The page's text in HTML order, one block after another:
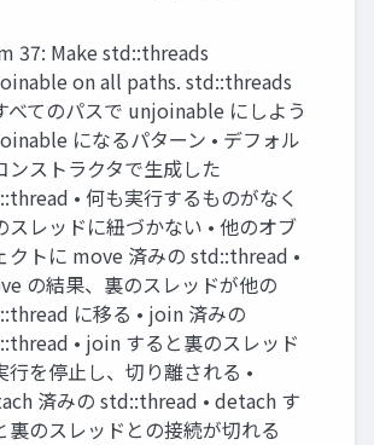
37: Make std::threads
on all paths. std::threads
べてのパスで unjoinable にしよう
になるパターン • デフォル
ンストラクタで生成した
• 何も実行するものがなく
スレッドに紐づかない • 他のオブ
クトに move 済みの std::thread •
の結果、裏のスレッドが他の
に移る • join 済みの
• join すると裏のスレッド
行を停止し、切り離される •
済みの std::thread • detach す
裏のスレッドとの接続が切れる